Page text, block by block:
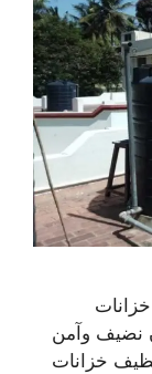
نضيف وآمن
خزانات